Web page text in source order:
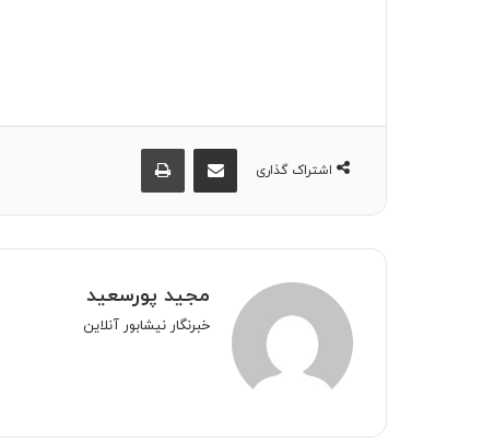
اشتراک گذاری
مجید پورسعید
خبرنگار نیشابور آنلاین